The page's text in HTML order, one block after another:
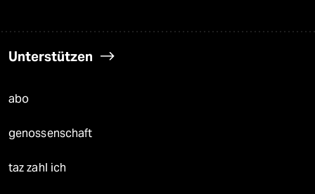
Unterstützen
abo
genossenschaft
taz zahl ich